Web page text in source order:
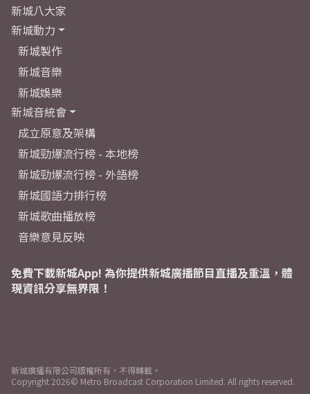
新城八大家
新城動力
新城製作
新城音樂
新城娛樂
新城音統會
成立原意及架構
新城勁爆流行榜 - 本地榜
新城勁爆流行榜 - 外語榜
新城國語力排行榜
新城歌曲播放榜
音樂意見反映
免費下載新城App! 為你提供新城廣播節目直播及重溫，體
現資訊分享無界限！
新城廣播有限公司版權所有，不得轉載。
Copyright 2026© Metro Broadcast Corporation Limited. All rights reserved.